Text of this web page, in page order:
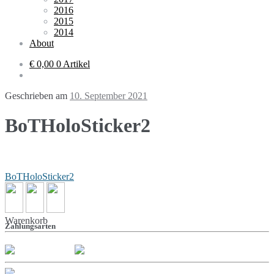
2016
2015
2014
About
€ 0,00 0 Artikel
Geschrieben am 10. September 2021
BoTHoloSticker2
Beitragsnavigation
BoTHoloSticker2
Warenkorb
Zahlungsarten